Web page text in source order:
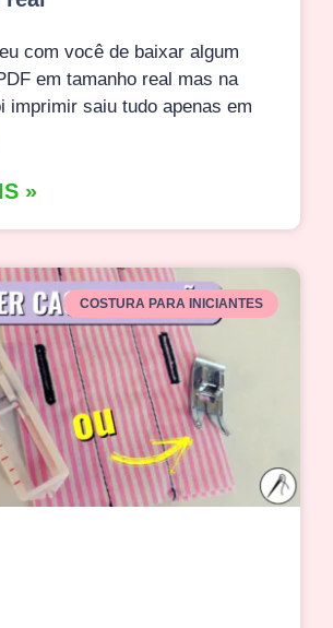
com você de baixar algum
em tamanho real mas na
imprimir saiu tudo apenas em
»
COSTURA PARA INICIANTES